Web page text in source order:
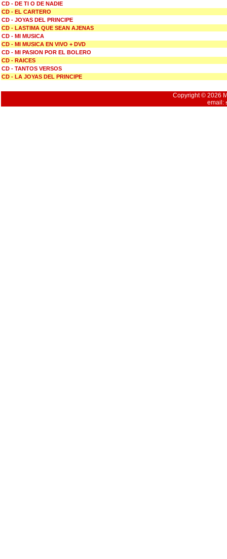
CD - DE TI O DE NADIE
CD - EL CARTERO
CD - JOYAS DEL PRINCIPE
CD - LASTIMA QUE SEAN AJENAS
CD - MI MUSICA
CD - MI MUSICA EN VIVO + DVD
CD - MI PASION POR EL BOLERO
CD - RAICES
CD - TANTOS VERSOS
CD - LA JOYAS DEL PRINCIPE
Copyright © 2026
email: